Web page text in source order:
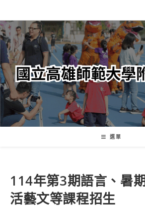
轉
至
主
內
容
選單
114年第3期語言、暑
活藝文等課程招生